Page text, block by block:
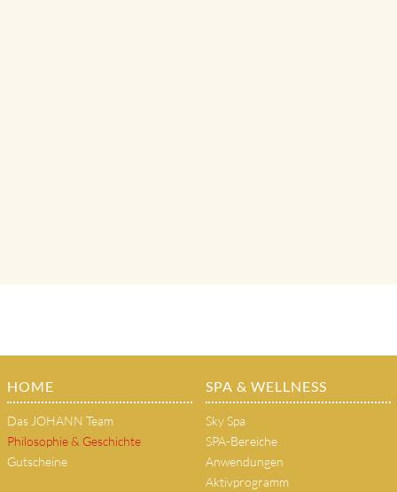
HOME
Das JOHANN Team
Philosophie & Geschichte
Gutscheine
SPA & WELLNESS
Sky Spa
SPA-Bereiche
Anwendungen
Aktivprogramm